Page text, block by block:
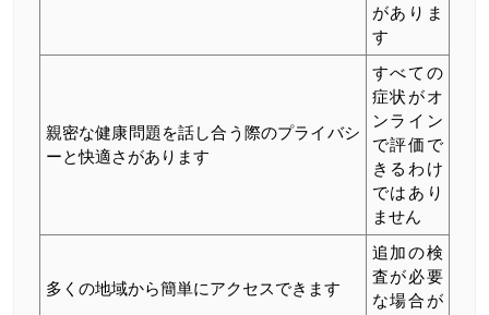
がありま
す
親密な健康問題を話し合う際のプライバシ
ーと快適さがあります
すべての
症状がオ
ンライン
で評価で
きるわけ
ではあり
ません
多くの地域から簡単にアクセスできます
追加の検
査が必要
な場合が